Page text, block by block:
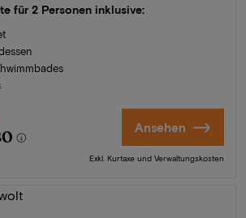
für 2 Personen inklusive:
Ansehen
Exkl. Kurtaxe und Verwaltungskosten